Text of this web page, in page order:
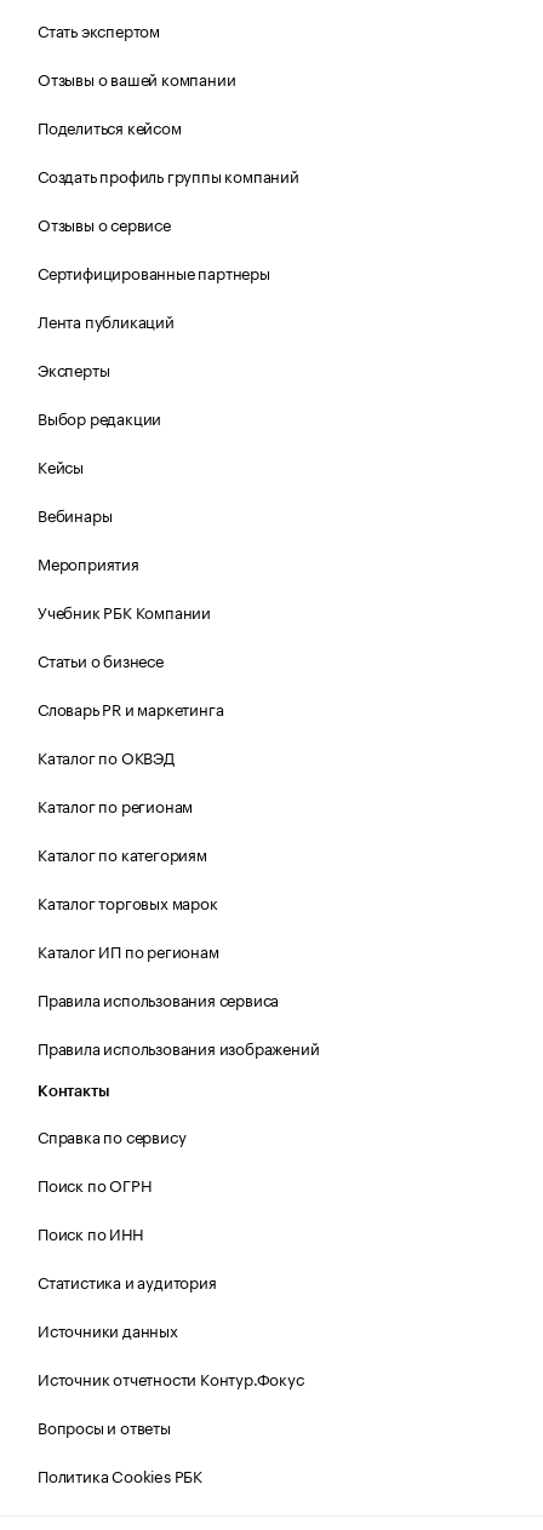
Стать экспертом
Отзывы о вашей компании
Поделиться кейсом
Создать профиль группы компаний
Отзывы о сервисе
Сертифицированные партнеры
Лента публикаций
Эксперты
Выбор редакции
Кейсы
Вебинары
Мероприятия
Учебник РБК Компании
Статьи о бизнесе
Словарь PR и маркетинга
Каталог по ОКВЭД
Каталог по регионам
Каталог по категориям
Каталог торговых марок
Каталог ИП по регионам
Правила использования сервиса
Правила использования изображений
Контакты
Справка по сервису
Поиск по ОГРН
Поиск по ИНН
Статистика и аудитория
Источники данных
Источник отчетности Контур.Фокус
Вопросы и ответы
Политика Cookies РБК